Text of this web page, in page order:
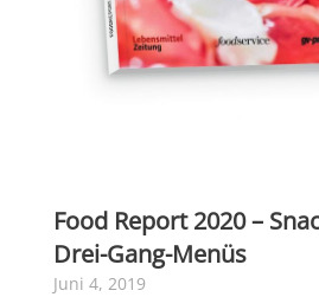
Food Report 2020 –
Drei-Gang-Menüs
Juni 4, 2019